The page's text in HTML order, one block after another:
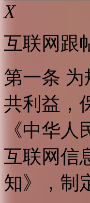
X
互联网跟
第一条
共利益，
《中华
互联网信
知》，制